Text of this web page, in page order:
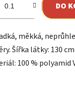
DO
měkká,
Šířka látky: 130
100 % polyamid